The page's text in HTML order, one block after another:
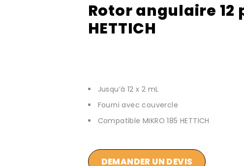
Rotor angulaire 12
HETTICH
Jusqu’à 12 x 2 mL
Fourni avec couvercle
Compatible MIKRO 185 HETTICH
DEMANDER UN DEVIS